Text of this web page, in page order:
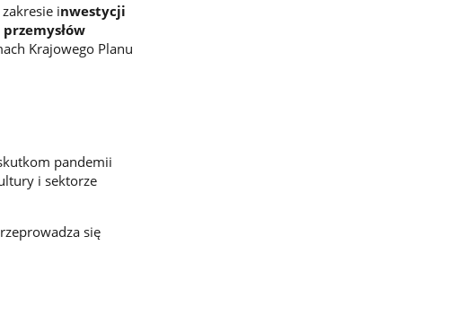
inwestycji
Krajowego Planu
pandemii
i sektorze
się